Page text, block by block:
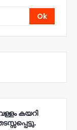
കയറി